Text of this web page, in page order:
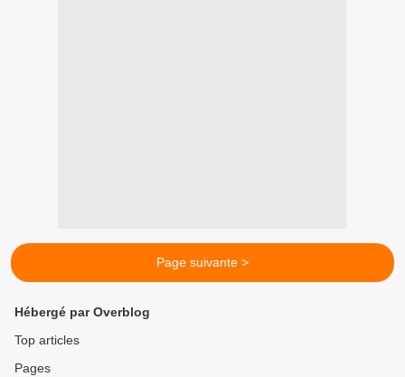
Page suivante >
Hébergé par Overblog
Top articles
Pages